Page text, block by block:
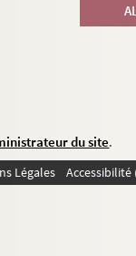
du site.
Légales